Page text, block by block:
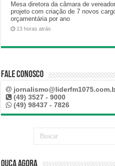
Mesa diretora da câmara de
projeto com criação de 7 novos
orçamentária por ano
13 horas atrás
Fale Conosco
(49) 3527 - 9000
(49) 98437 - 7826